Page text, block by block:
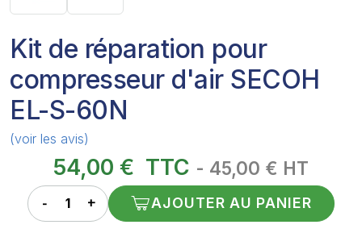
Kit de réparation pour
compresseur d'air SECOH
EL-S-60N
(voir les avis)
54,00 € TTC - 45,00 € HT
AJOUTER AU PANIER